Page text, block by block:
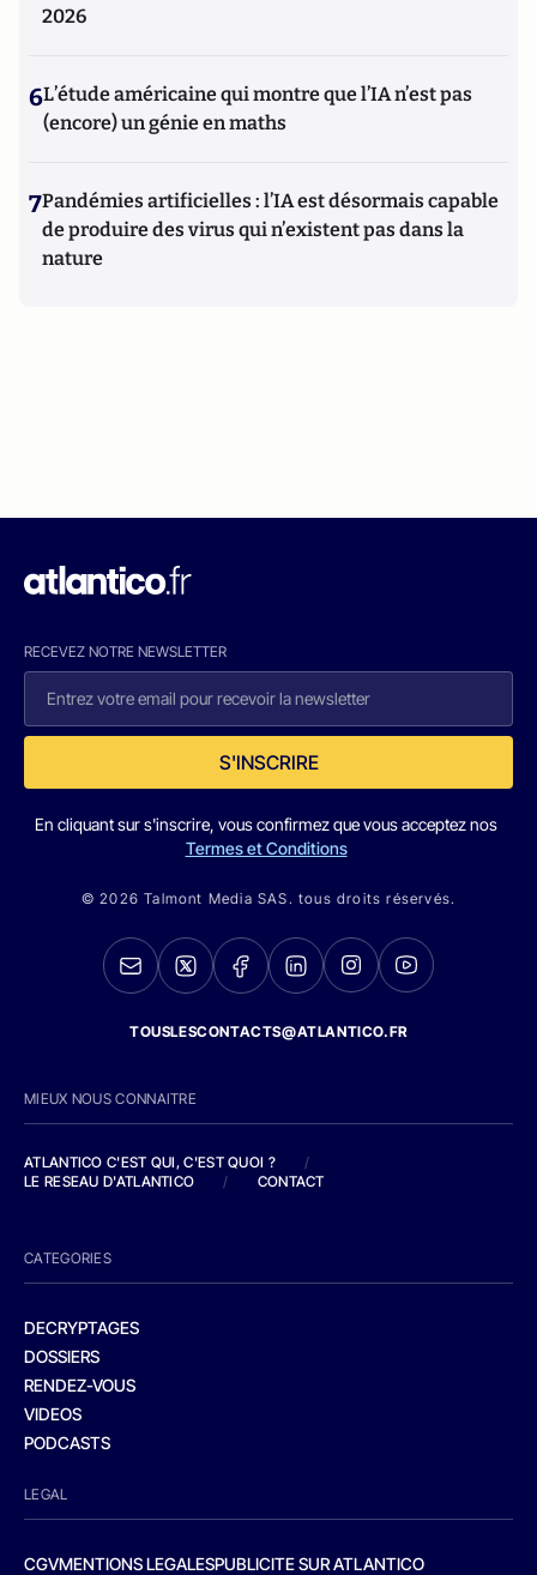
2026
6L’étude américaine qui montre que l’IA n’est pas
(encore) un génie en maths
7Pandémies artificielles : l’IA est désormais capable
de produire des virus qui n’existent pas dans la
nature
RECEVEZ NOTRE NEWSLETTER
S'INSCRIRE
En cliquant sur s'inscrire, vous confirmez que vous acceptez nos
Termes et Conditions
© 2026 Talmont Media SAS. tous droits réservés.
TOUSLESCONTACTS@ATLANTICO.FR
MIEUX NOUS CONNAITRE
ATLANTICO C'EST QUI, C'EST QUOI ?
/
LE RESEAU D'ATLANTICO
/ CONTACT
CATEGORIES
DECRYPTAGES
DOSSIERS
RENDEZ-VOUS
VIDEOS
PODCASTS
LEGAL
CGVMENTIONS LEGALESPUBLICITE SUR ATLANTICO